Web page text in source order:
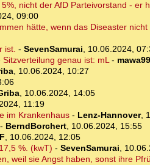
nicht der AfD Parteivorstand - er
09:00
hätte, wenn das Diseaster
ist. - SevenSamurai, 10.06.2024,
genau ist: mL- mawa99
, 10.06.2024, 10:27
, 10.06.2024, 14:05
11:19
im Krankenhaus- Lenz-Hannover,
BerndBorchert, 10.06.2024, 15:55
, 10.06.2024, 12:05
%. (kwT) - SevenSamurai,
weil sie Angst haben, sonst ihre